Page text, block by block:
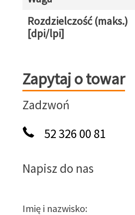
Rozdzielczość (maks.)
[dpi/lpi]
Zapytaj o towar
Zapytaj o towar
Zadzwoń
52 326 00 81
Napisz do nas
Imię i nazwisko